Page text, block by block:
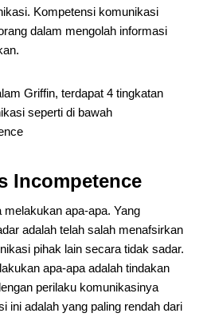
Kompetensi komunikasi
dalam mengolah informasi
Griffin, terdapat 4 tingkatan
seperti di bawah
Incompetence
apa-apa. Yang
adalah telah salah menafsirkan
pihak lain secara tidak sadar.
apa-apa adalah tindakan
perilaku komunikasinya
ini adalah yang paling rendah dari